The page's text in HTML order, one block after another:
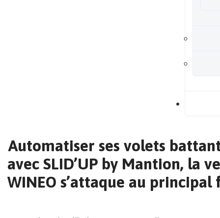
Automatiser ses volets
avec SLID’UP by Mantion, la
WINEO s’attaque au